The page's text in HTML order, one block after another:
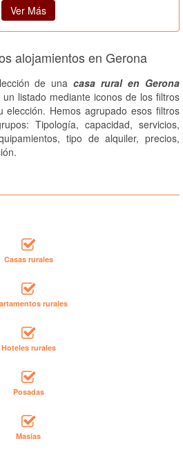
Ver Más
alojamientos en Gerona
de unacasa rural en Gerona
listado mediante iconos de los filtros
Hemos agrupado esos filtros
Tipología, capacidad, servicios,
tipo de alquiler, precios,
Casas rurales
rurales
Hoteles rurales
Posadas
Masías